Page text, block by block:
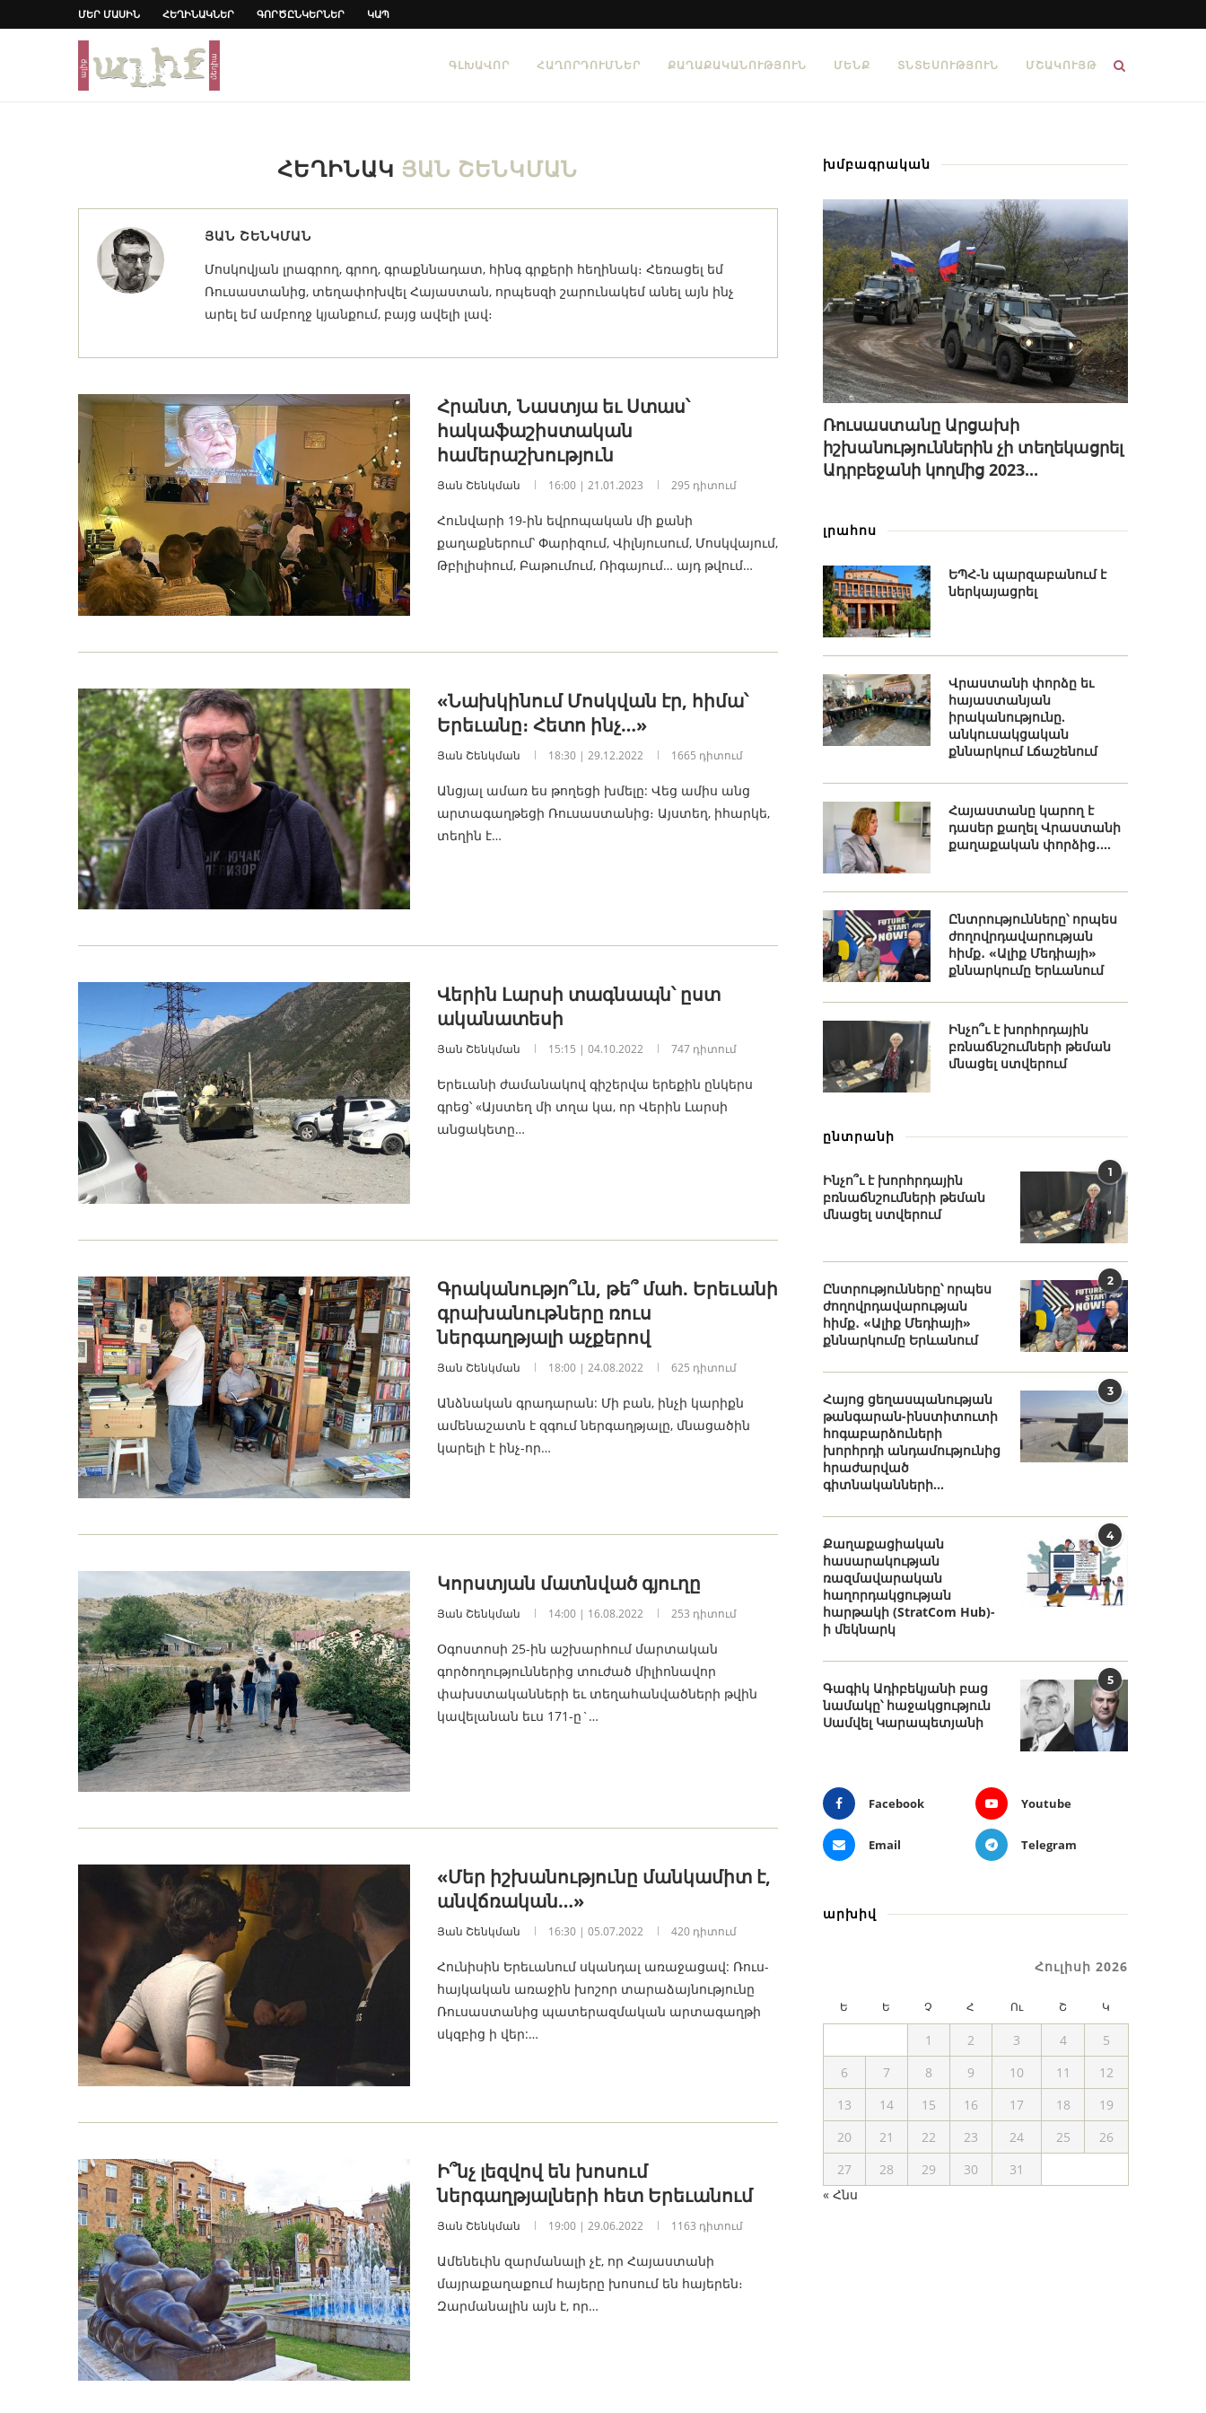
ՄԵՐ ՄԱՍԻՆ ՀԵՂԻՆԱԿՆԵՐ ԳՈՐԾԸՆԿԵՐՆԵՐ ԿԱՊ
ԳԼԽԱՎՈՐ ՀԱՂՈՐԴՈՒՄՆԵՐ ՔԱՂԱՔԱԿԱՆՈՒԹՅՈՒՆ ՄԵՆՔ ՏՆՏԵՍՈՒԹՅՈՒՆ ՄՇԱԿՈՒՅԹ
ՀԵՂԻՆԱԿ ՅԱՆ ՇԵՆԿՄԱՆ
ՅԱՆ ՇԵՆԿՄԱՆ
Մոսկովյան լրագրող, գրող, գրաքննադատ, հինգ գրքերի հեղինակ։ Հեռացել եմ
Ռուսաստանից, տեղափոխվել Հայաստան, որպեսզի շարունակեմ անել այն ինչ
արել եմ ամբողջ կյանքում, բայց ավելի լավ։
Հրանտ, Նաստյա եւ Ստաս՝
հակաֆաշիստական ​​
համերաշխություն
Յան Շենկման 16:00 | 21.01.2023 295 դիտում
Հունվարի 19-ին եվրոպական մի քանի
քաղաքներում՝ Փարիզում, Վիլնյուսում, Մոսկվայում,
Թբիլիսիում, Բաթումում, Ռիգայում… այդ թվում…
«Նախկինում Մոսկվան էր, հիմա՝
Երեւանը։ Հետո ինչ…»
Յան Շենկման 18:30 | 29.12.2022 1665 դիտում
Անցյալ ամառ ես թողեցի խմելը: Վեց ամիս անց
արտագաղթեցի Ռուսաստանից։ Այստեղ, իհարկե,
տեղին է…
Վերին Լարսի տագնապն՝ ըստ
ականատեսի
Յան Շենկման 15:15 | 04.10.2022 747 դիտում
Երեւանի ժամանակով գիշերվա երեքին ընկերս
գրեց՝ «Այստեղ մի տղա կա, որ Վերին Լարսի
անցակետը…
Գրականությո՞ւն, թե՞ մահ. Երեւանի
գրախանութները ռուս
ներգաղթյալի աչքերով
Յան Շենկման 18:00 | 24.08.2022 625 դիտում
Անձնական գրադարան: Մի բան, ինչի կարիքն
ամենաշատն է զգում ներգաղթյալը, մնացածին
կարելի է ինչ-որ…
Կորստյան մատնված գյուղը
Յան Շենկման 14:00 | 16.08.2022 253 դիտում
Օգոստոսի 25-ին աշխարհում մարտական
գործողություններից տուժած միլիոնավոր
փախստականների եւ տեղահանվածների թվին
կավելանան եւս 171-ը`…
«Մեր իշխանությունը մանկամիտ է,
անվճռական…»
Յան Շենկման 16:30 | 05.07.2022 420 դիտում
Հունիսին Երեւանում սկանդալ առաջացավ: Ռուս-
հայկական առաջին խոշոր տարաձայնությունը
Ռուսաստանից պատերազմական արտագաղթի
սկզբից ի վեր:…
Ի՞նչ լեզվով են խոսում
ներգաղթյալների հետ Երեւանում
Յան Շենկման 19:00 | 29.06.2022 1163 դիտում
Ամենեւին զարմանալի չէ, որ Հայաստանի
մայրաքաղաքում հայերը խոսում են հայերեն։
Զարմանալին այն է, որ…
խմբագրական
Ռուսաստանը Արցախի
իշխանություններին չի տեղեկացրել
Ադրբեջանի կողմից 2023...
լրահոս
ԵՊՀ-ն պարզաբանում է
ներկայացրել
Վրաստանի փորձը եւ
հայաստանյան
իրականությունը.
անկուսակցական
քննարկում Լճաշենում
Հայաստանը կարող է
դասեր քաղել Վրաստանի
քաղաքական փորձից․...
Ընտրությունները՝ որպես
ժողովրդավարության
հիմք․ «Ալիք Մեդիայի»
քննարկումը Երևանում
Ինչո՞ւ է խորհրդային
բռնաճնշումների թեման
մնացել ստվերում
ընտրանի
1
Ինչո՞ւ է խորհրդային
բռնաճնշումների թեման
մնացել ստվերում
2
Ընտրությունները՝ որպես
ժողովրդավարության
հիմք․ «Ալիք Մեդիայի»
քննարկումը Երևանում
3
Հայոց ցեղասպանության
թանգարան-ինստիտուտի
հոգաբարձուների
խորհրդի անդամությունից
հրաժարված
գիտնականների...
4
Քաղաքացիական
հասարակության
ռազմավարական
հաղորդակցության
հարթակի (StratCom Hub)-
ի մեկնարկ
5
Գագիկ Ադիբեկյանի բաց
նամակը՝ հաջակցություն
Սամվել Կարապետյանի
Facebook Youtube
Email Telegram
արխիվ
Հուլիսի 2026
Ե Ե Չ Հ Ու Շ Կ
1 2 3 4
5
6
7 8 9 10 11
12
13
14 15 16 17 18
19
20
21 22 23 24 25
26
27
28 29 30
31
« Հնս